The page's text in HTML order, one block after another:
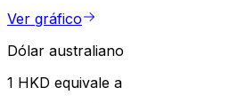
Ver gráfico
Dólar australiano
1 HKD equivale a